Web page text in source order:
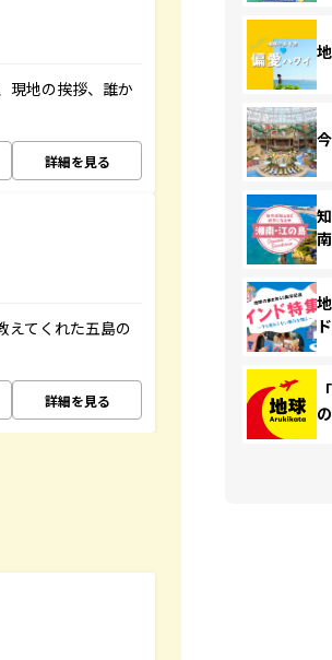
現地の挨拶、誰か
詳細を見る
えてくれた五島の
詳細を見る